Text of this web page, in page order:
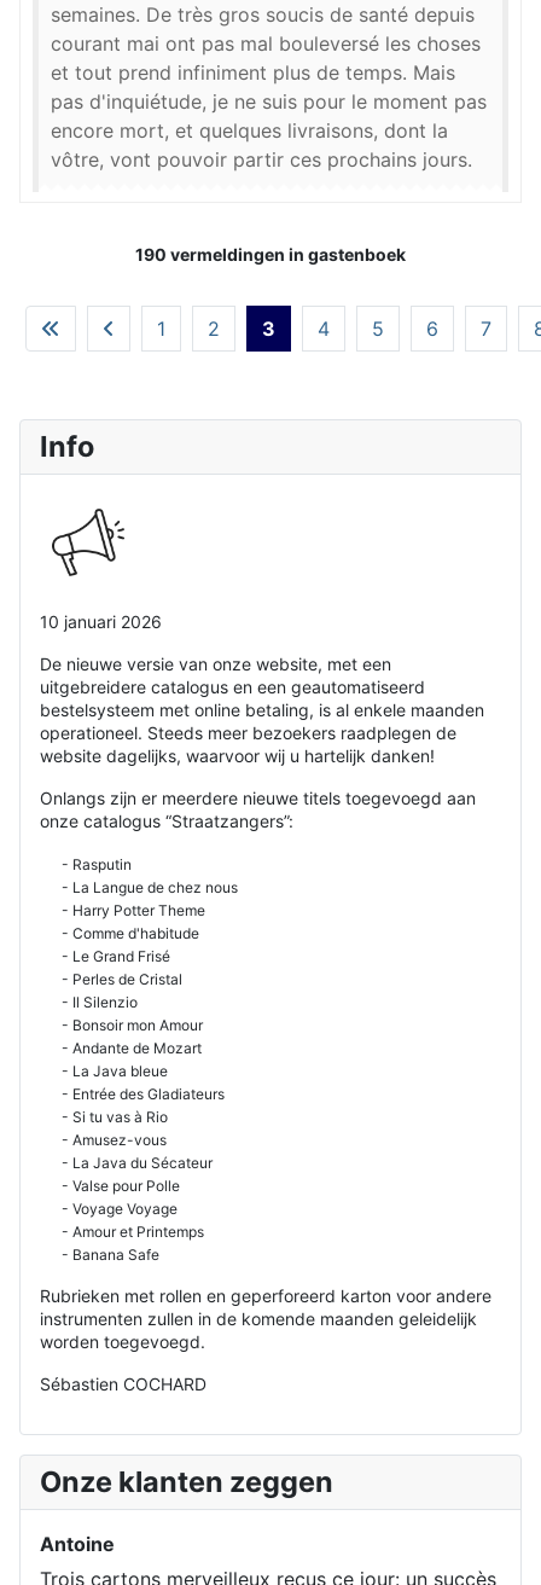
Info
10 januari 2026
De nieuwe versie van onze website, met een
uitgebreidere catalogus en een geautomatiseerd
bestelsysteem met online betaling, is al enkele maanden
operationeel. Steeds meer bezoekers raadplegen de
website dagelijks, waarvoor wij u hartelijk danken!
Onlangs zijn er meerdere nieuwe titels toegevoegd aan
onze catalogus “Straatzangers”:
- Rasputin
- La Langue de chez nous
- Harry Potter Theme
- Comme d'habitude
- Le Grand Frisé
- Perles de Cristal
- Il Silenzio
- Bonsoir mon Amour
- Andante de Mozart
- La Java bleue
- Entrée des Gladiateurs
- Si tu vas à Rio
- Amusez-vous
- La Java du Sécateur
- Valse pour Polle
- Voyage Voyage
- Amour et Printemps
- Banana Safe
Rubrieken met rollen en geperforeerd karton voor andere
instrumenten zullen in de komende maanden geleidelijk
worden toegevoegd.
Sébastien COCHARD
Onze klanten zeggen
Antoine
Trois cartons merveilleux reçus ce jour: un succès
semaines. De très gros soucis de santé depuis
courant mai ont pas mal bouleversé les choses
et tout prend infiniment plus de temps. Mais
pas d'inquiétude, je ne suis pour le moment pas
encore mort, et quelques livraisons, dont la
vôtre, vont pouvoir partir ces prochains jours.
190 vermeldingen in gastenboek
1 2 3 4 5 6 7